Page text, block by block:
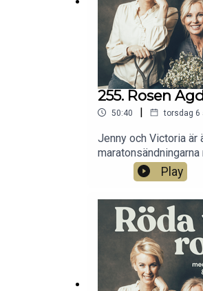
255. Rosen
50:40 | torsdag 6
Jenny och Victoria är
anledning om
tvestjärtar. Mejla till
Play